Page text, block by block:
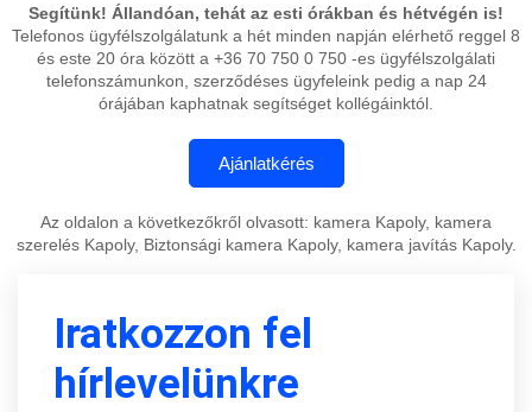
Segítünk! Állandóan, tehát az esti órákban és hétvégén is!
Telefonos ügyfélszolgálatunk a hét minden napján elérhető reggel 8
és este 20 óra között a +36 70 750 0 750 -es ügyfélszolgálati
telefonszámunkon, szerződéses ügyfeleink pedig a nap 24
órájában kaphatnak segítséget kollégáinktól.
Az oldalon a következőkről olvasott: kamera Kapoly, kamera
szerelés Kapoly, Biztonsági kamera Kapoly, kamera javítás Kapoly.
Iratkozzon fel
hírlevelünkre